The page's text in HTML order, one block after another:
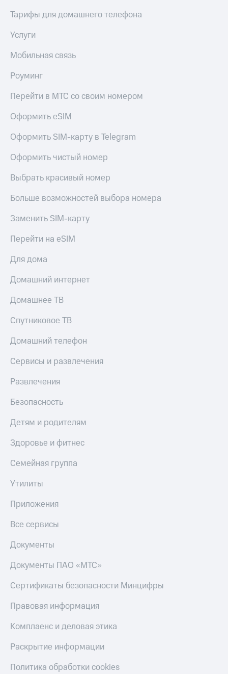
Тарифы для домашнего телефона
Услуги
Мобильная связь
Роуминг
Перейти в МТС со своим номером
Оформить eSIM
Оформить SIM-карту в Telegram
Оформить чистый номер
Выбрать красивый номер
Больше возможностей выбора номера
Заменить SIM-карту
Перейти на eSIM
Для дома
Домашний интернет
Домашнее ТВ
Спутниковое ТВ
Домашний телефон
Сервисы и развлечения
Развлечения
Безопасность
Детям и родителям
Здоровье и фитнес
Семейная группа
Утилиты
Приложения
Все сервисы
Документы
Документы ПАО «МТС»
Сертификаты безопасности Минцифры
Правовая информация
Комплаенс и деловая этика
Раскрытие информации
Политика обработки cookies